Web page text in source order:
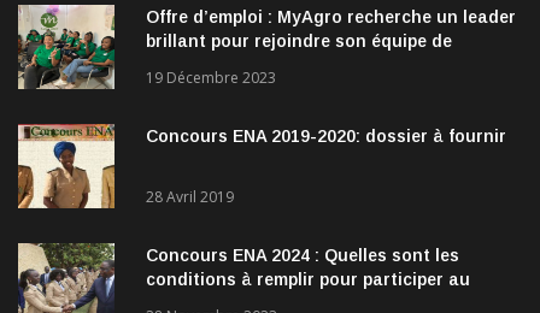
Offre d’emploi : MyAgro recherche un leader
brillant pour rejoindre son équipe de
19 Décembre 2023
Concours ENA 2019-2020: dossier à fournir
28 Avril 2019
Concours ENA 2024 : Quelles sont les
conditions à remplir pour participer au